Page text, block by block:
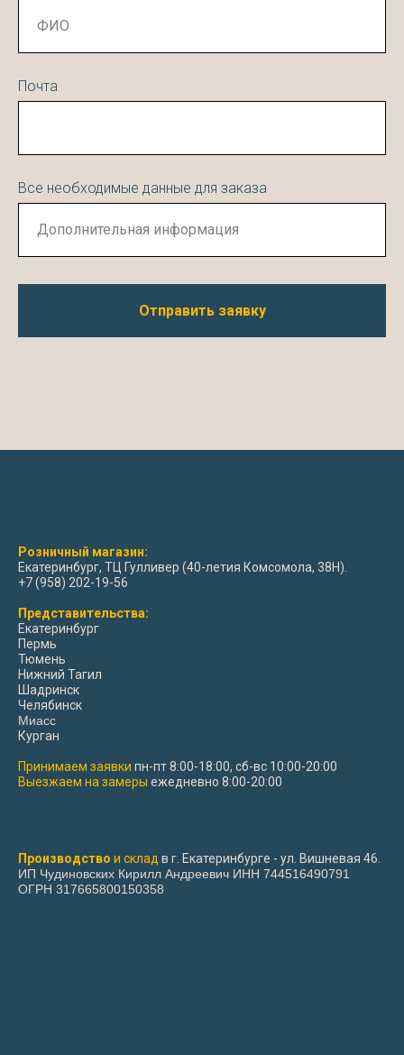
Почта
Все необходимые данные для заказа
Отправить заявку
Розничный магазин:
Екатеринбург, ТЦ Гулливер (40-летия Комсомола, 38Н).
+7 (958) 202-19-56
Представительства:
Екатеринбург
Пермь
Тюмень
Нижний Тагил
Шадринск
Челябинск
Миасс
Курган
Принимаем заявки пн-пт 8:00-18:00, сб-вс 10:00-20:00
Выезжаем на замеры ежедневно 8:00-20:00
Производство и склад в г. Екатеринбурге - ул. Вишневая 46.
ИП Чудиновских Кирилл Андреевич ИНН 744516490791
ОГРН 317665800150358